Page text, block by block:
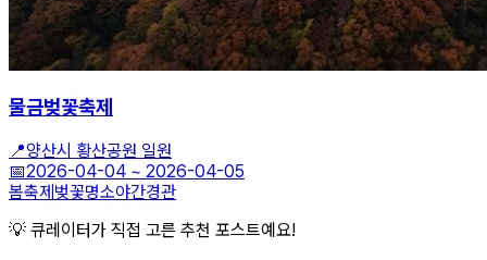
물금벚꽃축제
📍양산시 황산공원 일원
📅2026-04-04 ~ 2026-04-05
봄축제벚꽃명소야간경관
💡 큐레이터가 직접 고른 추천 포스트예요!